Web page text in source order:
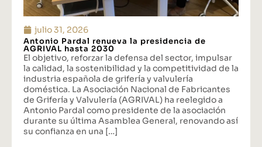
julio 31, 2026
Antonio Pardal renueva la presidencia de
AGRIVAL hasta 2030
El objetivo, reforzar la defensa del sector, impulsar
la calidad, la sostenibilidad y la competitividad de la
industria española de grifería y valvulería
doméstica. La Asociación Nacional de Fabricantes
de Grifería y Valvulería (AGRIVAL) ha reelegido a
Antonio Pardal como presidente de la asociación
durante su última Asamblea General, renovando así
su confianza en una […]